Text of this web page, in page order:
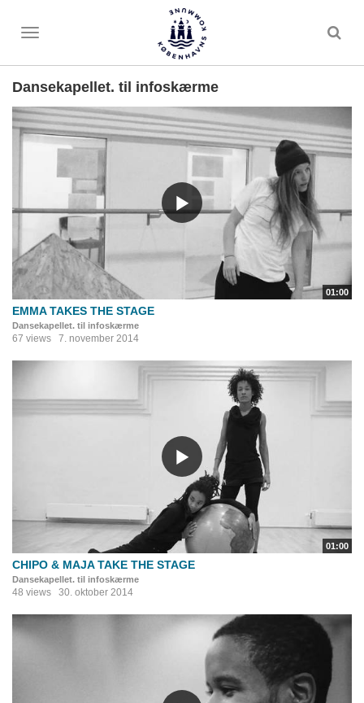
Toggle
Dansekapellet. til infoskærme
01:00
EMMA TAKES THE STAGE
Dansekapellet. til infoskærme
67 views 7. november 2014
01:00
CHIPO & MAJA TAKE THE STAGE
Dansekapellet. til infoskærme
48 views 30. oktober 2014